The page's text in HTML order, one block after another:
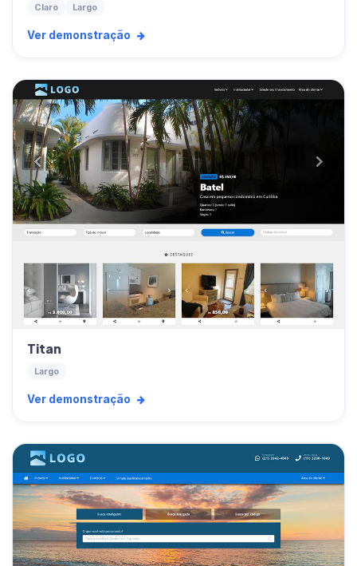
Claro Largo
Ver demonstração
Titan
Largo
Ver demonstração